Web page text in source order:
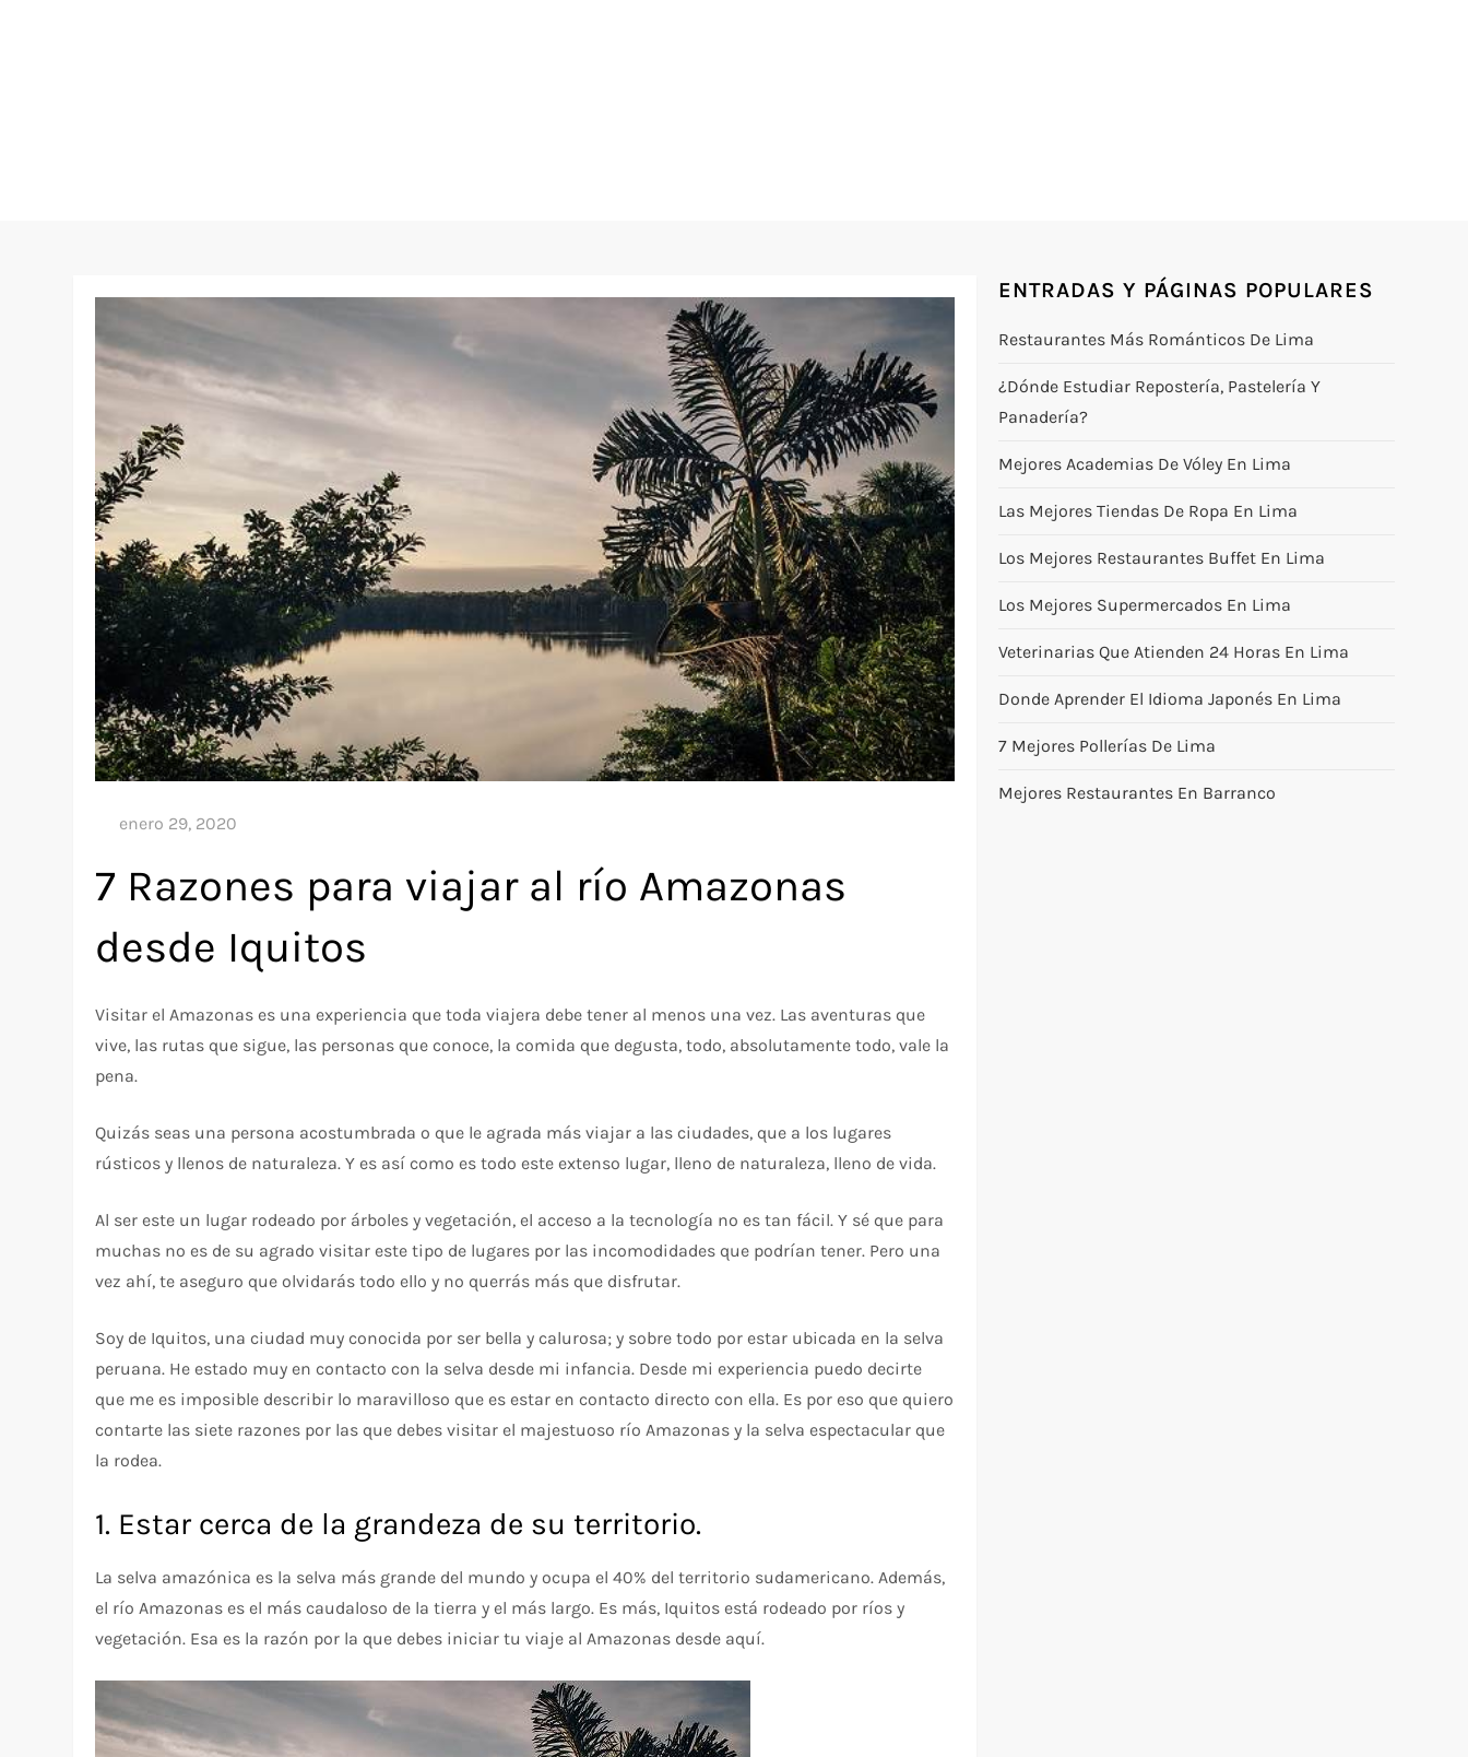
7 Razones para viajar al río Amazonas
desde Iquitos
Visitar el Amazonas es una experiencia que toda viajera debe tener al menos una vez. Las aventuras que
vive, las rutas que sigue, las personas que conoce, la comida que degusta, todo, absolutamente todo, vale la
pena.
Quizás seas una persona acostumbrada o que le agrada más viajar a las ciudades, que a los lugares
rústicos y llenos de naturaleza. Y es así como es todo este extenso lugar, lleno de naturaleza, lleno de vida.
Al ser este un lugar rodeado por árboles y vegetación, el acceso a la tecnología no es tan fácil. Y sé que para
muchas no es de su agrado visitar este tipo de lugares por las incomodidades que podrían tener. Pero una
vez ahí, te aseguro que olvidarás todo ello y no querrás más que disfrutar.
Soy de Iquitos, una ciudad muy conocida por ser bella y calurosa; y sobre todo por estar ubicada en la selva
peruana. He estado muy en contacto con la selva desde mi infancia. Desde mi experiencia puedo decirte
que me es imposible describir lo maravilloso que es estar en contacto directo con ella. Es por eso que quiero
contarte las siete razones por las que debes visitar el majestuoso río Amazonas y la selva espectacular que
la rodea.
1. Estar cerca de la grandeza de su territorio.
La selva amazónica es la selva más grande del mundo y ocupa el 40% del territorio sudamericano. Además,
el río Amazonas es el más caudaloso de la tierra y el más largo. Es más, Iquitos está rodeado por ríos y
vegetación. Esa es la razón por la que debes iniciar tu viaje al Amazonas desde aquí.
ENTRADAS Y PÁGINAS POPULARES
Restaurantes Más Románticos De Lima
¿Dónde Estudiar Repostería, Pastelería Y
Panadería?
Mejores Academias De Vóley En Lima
Las Mejores Tiendas De Ropa En Lima
Los Mejores Restaurantes Buffet En Lima
Los Mejores Supermercados En Lima
Veterinarias Que Atienden 24 Horas En Lima
Donde Aprender El Idioma Japonés En Lima
7 Mejores Pollerías De Lima
Mejores Restaurantes En Barranco